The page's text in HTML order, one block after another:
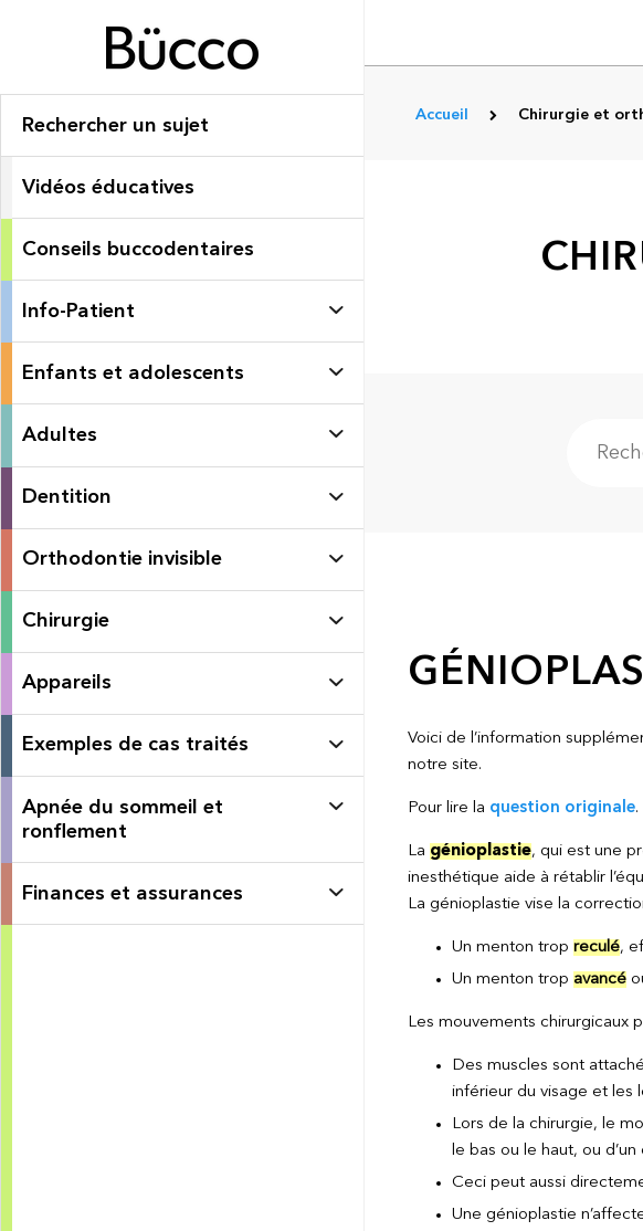
Rechercher un sujet
Vidéos éducatives
Conseils buccodentaires
Info-Patient
Enfants et adolescents
Adultes
Dentition
Orthodontie invisible
Chirurgie
Appareils
Exemples de cas traités
Apnée du sommeil et
ronflement
Finances et assurances
Accueil Chirurgie et
Voici de l’information
notre site.
Pour lire la question originale.
La génioplastie, qui est une
inesthétique aide à rétablir
La génioplastie vise la
Un menton trop reculé,
Un menton trop avancé
Les mouvements chirurgicaux
Des muscles sont
inférieur du visage et les
Lors de la chirurgie, le
le bas ou le haut, ou
Ceci peut aussi
Une génioplastie